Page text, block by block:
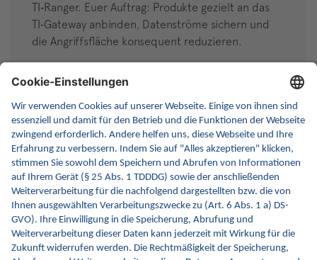
TI‑Ranger. Euer Auftrag: Produkte gezielt an das
TI‑Gateway anbinden, Datenströme sichern und
die Angriffsfläche konsequent reduzieren.
Was ist das Besondere?
Wer kann mitmachen?
Was gibt es zu gewinnen?
Wer steht dahinter?